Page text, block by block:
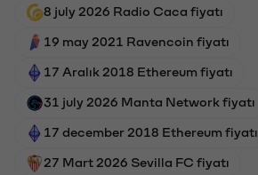
8 july 2026 Radio Caca fiyatı
19 may 2021 Ravencoin fiyatı
17 Aralık 2018 Ethereum fiyatı
31 july 2026 Manta Network fiyatı
17 december 2018 Ethereum fiyatı
27 Mart 2026 Sevilla FC fiyatı